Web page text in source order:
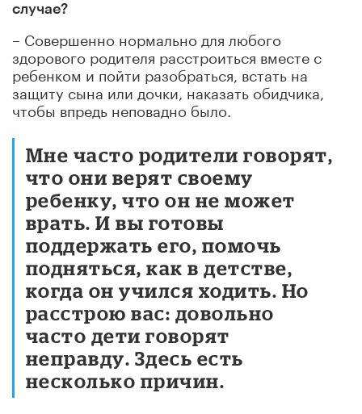
случае?
– Совершенно нормально для любого
здорового родителя расстроиться вместе с
ребенком и пойти разобраться, встать на
защиту сына или дочки, наказать обидчика,
чтобы впредь неповадно было.
Мне часто родители говорят,
что они верят своему
ребенку, что он не может
врать. И вы готовы
поддержать его, помочь
подняться, как в детстве,
когда он учился ходить. Но
расстрою вас: довольно
часто дети говорят
неправду. Здесь есть
несколько причин.